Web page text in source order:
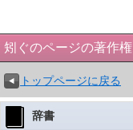
矧ぐのページの著作権
トップページに戻る
辞書